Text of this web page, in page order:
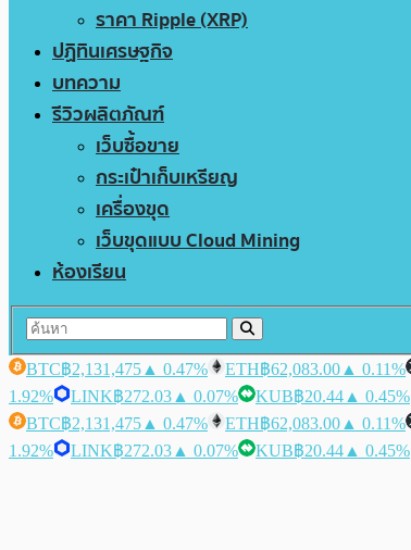
ราคา Ripple (XRP)
ปฏิทินเศรษฐกิจ
บทความ
รีวิวผลิตภัณฑ์
เว็บซื้อขาย
กระเป๋าเก็บเหรียญ
เครื่องขุด
เว็บขุดแบบ Cloud Mining
ห้องเรียน
BTC฿2,131,475 ▲ 0.47% ETH฿62,083.00 ▲ 0.11%
1.92%
LINK฿272.03 ▲ 0.07% KUB฿20.44 ▲ 0.45%
BTC฿2,131,475 ▲ 0.47% ETH฿62,083.00 ▲ 0.11%
1.92%
LINK฿272.03 ▲ 0.07% KUB฿20.44 ▲ 0.45%